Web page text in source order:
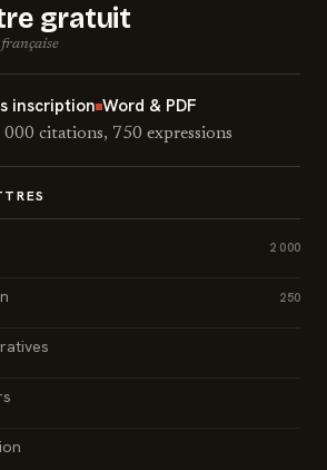
gratuit
inscription Word & PDF
citations, 750 expressions
2 000
250